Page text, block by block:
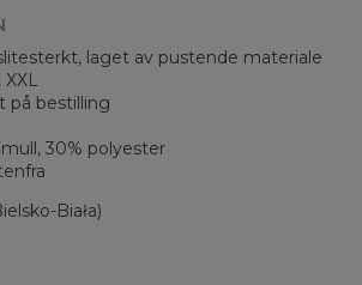
laget av pustende materiale
XXL
på bestilling
30% polyester
Biała)